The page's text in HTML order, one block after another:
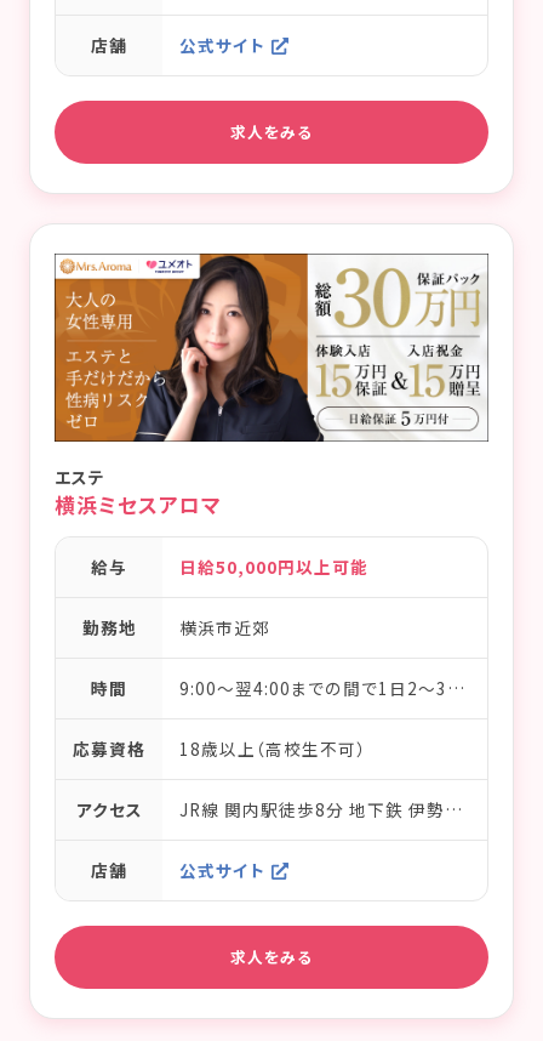
店舗 公式サイト
求人をみる
エステ
横浜ミセスアロマ
給与 日給50,000円以上可能
勤務地 横浜市近郊
時間 9:00～翌4:00までの間で1日2～3時間からOK／完全フリーシフト制
応募資格 18歳以上（高校生不可）
アクセス JR線 関内駅徒歩8分 地下鉄 伊勢佐木長者町駅徒歩1分 京急線 日の出町駅徒歩10分
店舗 公式サイト
求人をみる